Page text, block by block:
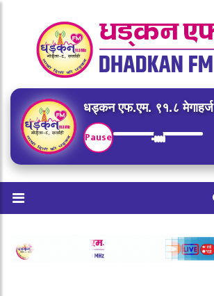
धड्कन एफ.एम. ९१.८ मेगाहर्ज
Pause